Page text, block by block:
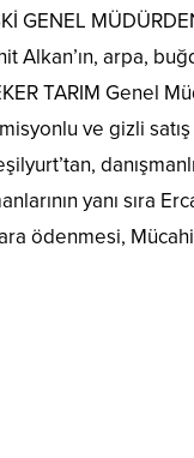
GENEL
Alkan’ın, arpa,
TARIM Genel
ve gizli
yanı sıra
ödenmesi,